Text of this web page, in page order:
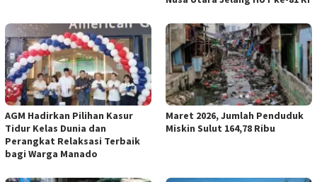
AGM Hadirkan Pilihan Kasur
Tidur Kelas Dunia dan
Perangkat Relaksasi Terbaik
bagi Warga Manado
Maret 2026, Jumlah Penduduk
Miskin Sulut 164,78 Ribu